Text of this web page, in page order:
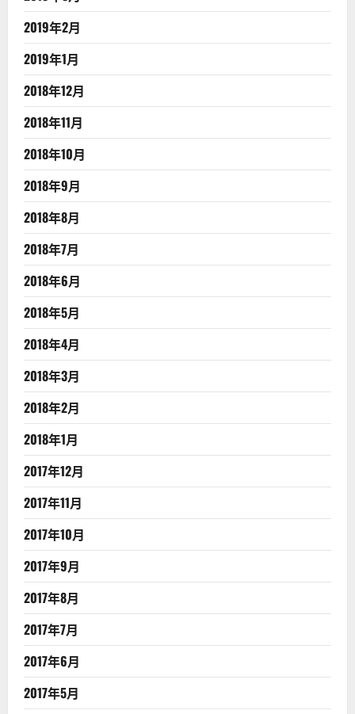
2019年2月
2019年1月
2018年12月
2018年11月
2018年10月
2018年9月
2018年8月
2018年7月
2018年6月
2018年5月
2018年4月
2018年3月
2018年2月
2018年1月
2017年12月
2017年11月
2017年10月
2017年9月
2017年8月
2017年7月
2017年6月
2017年5月